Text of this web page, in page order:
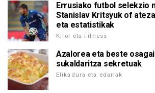
Errusiako futbol selekzio
Stanislav Kritsyuk of
eta estatistikak
Kirol eta Fitness
Azalorea eta beste
sukaldaritza sekretuak
Elikadura eta edariak